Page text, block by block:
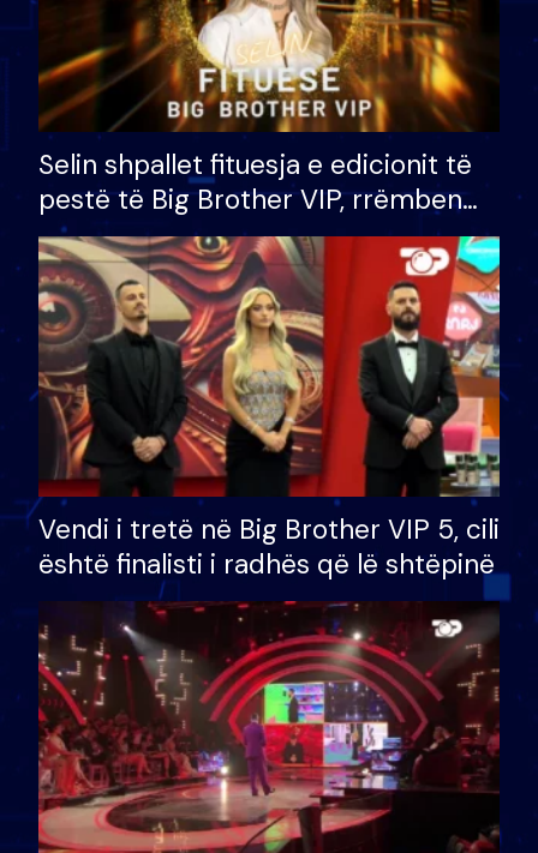
Selin shpallet fituesja e edicionit të
pestë të Big Brother VIP, rrëmben
çmimin e madh prej 100 mijë eurosh
Vendi i tretë në Big Brother VIP 5, cili
është finalisti i radhës që lë shtëpinë